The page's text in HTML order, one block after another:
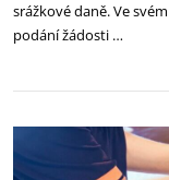
srážkové daně. Ve
podání žádosti …